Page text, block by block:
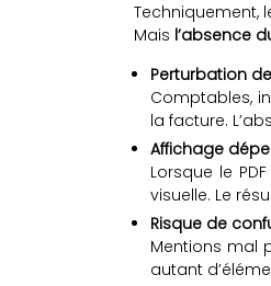
Techniquement,
Mais l’absence
Perturbation
Comptables,
la facture.
Affichage
Lorsque le
visuelle. Le
Risque de
Mentions mal
autant